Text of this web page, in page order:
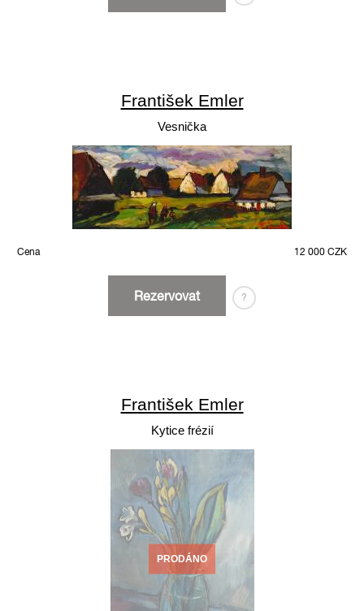
František Emler
Vesnička
Cena 12 000 CZK
Rezervovat ?
František Emler
Kytice frézií
PRODÁNO